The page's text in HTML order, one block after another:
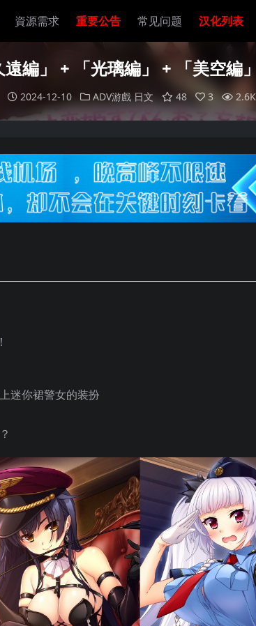
資源需求 重要公告 常见问题 汉化列表
遠編」 + 「光璃編」 + 「美空
2024-12-10 ADV游戲 日文 48 3 2.6K
迷你裙警女的装扮